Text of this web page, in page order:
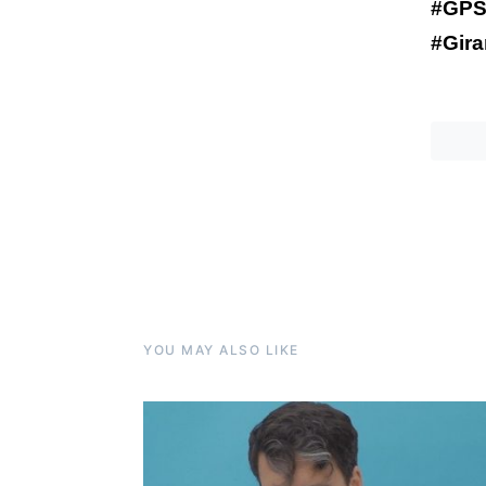
YOU MAY ALSO LIKE